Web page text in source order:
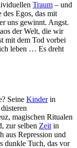
Traum – und
des Egos, das mit
uns gewinnt. Angst.
der Welt, die wir
mit dem Tod vorbei
leben … Es dreht
Seine Kinderin
magischen Ritualen
zur selben Zeit in
aus Repression und
dunkle Tuch, das vor